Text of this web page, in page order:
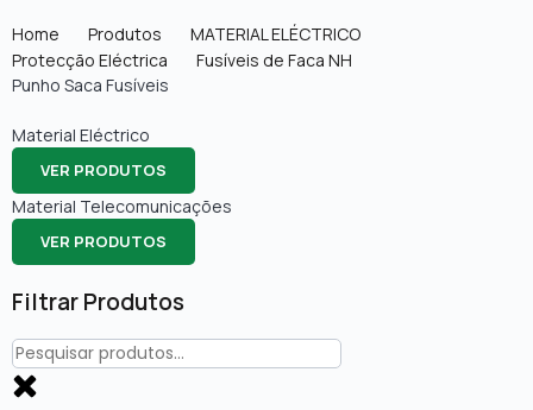
Home Produtos
MATERIAL ELÉCTRICO
Protecção Eléctrica
Fusíveis de Faca NH
Punho Saca Fusíveis
Filtrar Produtos
Material Eléctrico
VER PRODUTOS
Material Telecomunicações
VER PRODUTOS